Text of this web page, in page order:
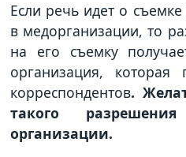
Если речь идет о
в медорганизации, то
на его съемку
организация, которая
корреспондентов.
такого
организации.